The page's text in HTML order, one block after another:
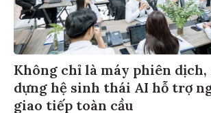
Không chỉ là máy phiên dịch,
dựng hệ sinh thái AI hỗ trợ
giao tiếp toàn cầu